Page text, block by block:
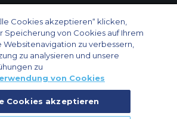
Cookies akzeptieren“ klicken,
Speicherung von Cookies auf Ihrem
Websitenavigation zu verbessern,
zu analysieren und unsere
zu
von Cookies
Cookies akzeptieren